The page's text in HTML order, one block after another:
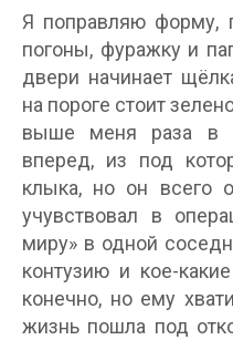
Я поправляю форму,
погоны, фуражку и
двери начинает
на пороге стоит
выше меня раза в
вперед, из под
клыка, но он всего
учувствовал в
миру» в одной
контузию и кое-
конечно, но ему
жизнь пошла под